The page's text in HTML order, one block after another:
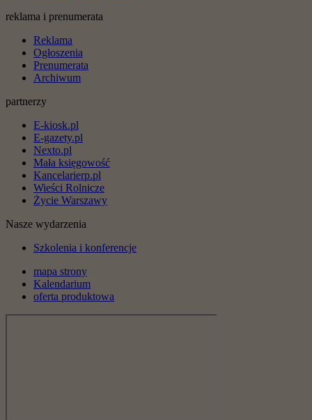
reklama i prenumerata
Reklama
Ogłoszenia
Prenumerata
Archiwum
partnerzy
E-kiosk.pl
E-gazety.pl
Nexto.pl
Mała księgowość
Kancelarierp.pl
Wieści Rolnicze
Życie Warszawy
Nasze wydarzenia
Szkolenia i konferencje
mapa strony
Kalendarium
oferta produktowa